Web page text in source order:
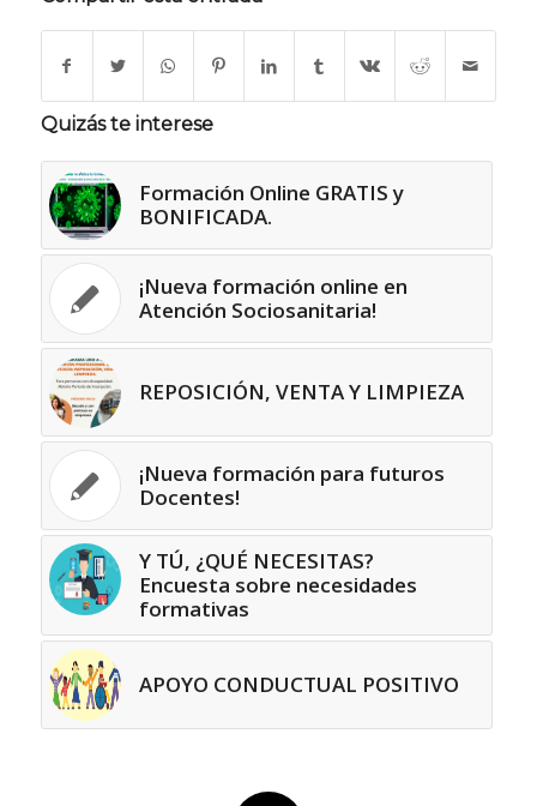
Quizás te interese
Formación Online GRATIS y
BONIFICADA.
¡Nueva formación online en
Atención Sociosanitaria!
REPOSICIÓN, VENTA Y LIMPIEZA
¡Nueva formación para futuros
Docentes!
Y TÚ, ¿QUÉ NECESITAS?
Encuesta sobre necesidades
formativas
APOYO CONDUCTUAL POSITIVO